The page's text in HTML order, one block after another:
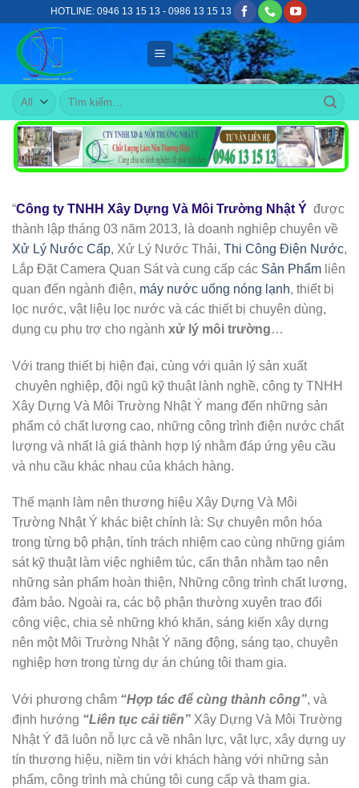
content
HOTLINE: 0946 13 15 13 - 0986 13 15 13
Tìm
kiếm:
“Công ty TNHH Xây Dựng Và Môi Trường Nhật Ý được
thành lập tháng 03 năm 2013, là doanh nghiệp chuyên về
Xử Lý Nước Cấp, Xử Lý Nước Thải, Thi Công Điện Nước,
Lắp Đặt Camera Quan Sát và cung cấp các Sản Phẩm liên
quan đến ngành điện, máy nước uống nóng lạnh, thiết bị
lọc nước, vật liệu lọc nước và các thiết bị chuyên dùng,
dụng cụ phụ trợ cho ngành xử lý môi trường…
Với trang thiết bị hiện đại, cùng với quản lý sản xuất
chuyên nghiệp, đội ngũ kỹ thuật lành nghề, công ty TNHH
Xây Dựng Và Môi Trường Nhật Ý mang đến những sản
phẩm có chất lượng cao, những công trình điện nước chất
lượng và nhất là giá thành hợp lý nhằm đáp ứng yêu cầu
và nhu cầu khác nhau của khách hàng.
Thế mạnh làm nên thương hiệu Xây Dựng Và Môi
Trường Nhật Ý khác biệt chính là: Sự chuyên môn hóa
trong từng bộ phận, tính trách nhiệm cao cùng những giám
sát kỹ thuật làm việc nghiêm túc, cẩn thận nhằm tạo nên
những sản phẩm hoàn thiện, Những công trình chất lượng,
đảm bảo. Ngoài ra, các bộ phận thường xuyên trao đổi
công việc, chia sẻ những khó khăn, sáng kiến xây dựng
nên một Môi Trường Nhật Ý năng động, sáng tạo, chuyên
nghiệp hơn trong từng dự án chúng tôi tham gia.
Với phương châm “Hợp tác để cùng thành công”, và
định hướng “Liên tục cải tiến” Xây Dựng Và Môi Trường
Nhật Ý đã luôn nỗ lực cả về nhân lực, vật lực, xây dựng uy
tín thương hiệu, niềm tin với khách hàng với những sản
phẩm, công trình mà chúng tôi cung cấp và tham gia.